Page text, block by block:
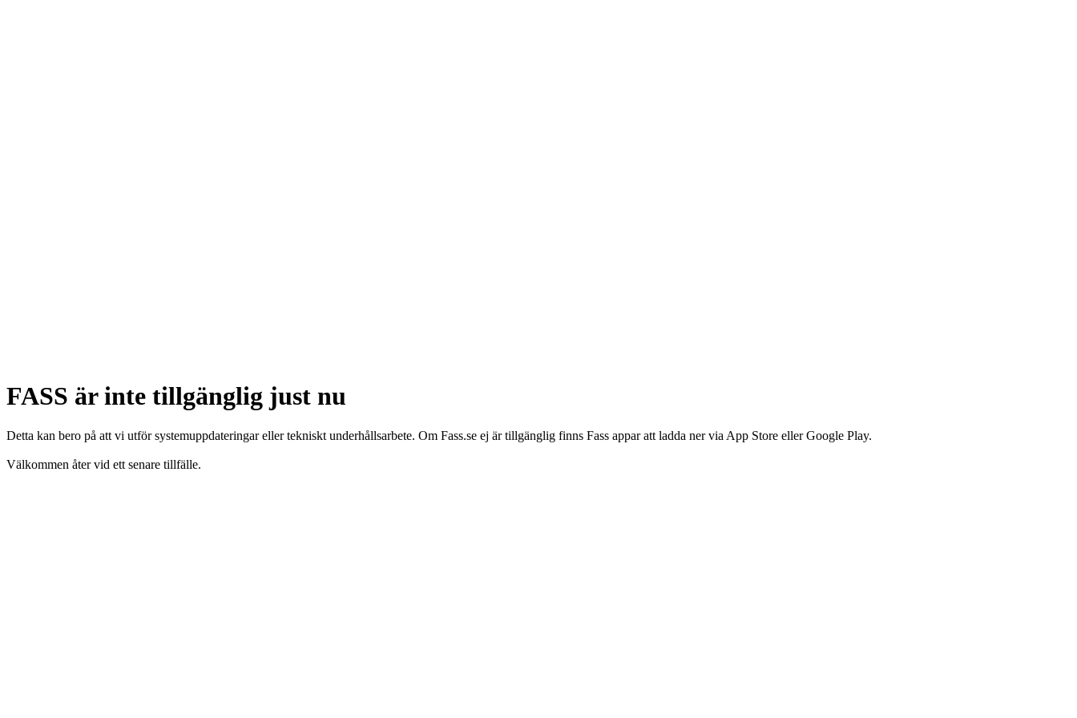
FASS är inte tillgänglig just nu
Detta kan bero på att vi utför systemuppdateringar eller tekniskt underhållsarbete. Om Fass.se ej är tillgänglig finns Fass appar att ladda ner via App Store eller Google Play.
Välkommen åter vid ett senare tillfälle.